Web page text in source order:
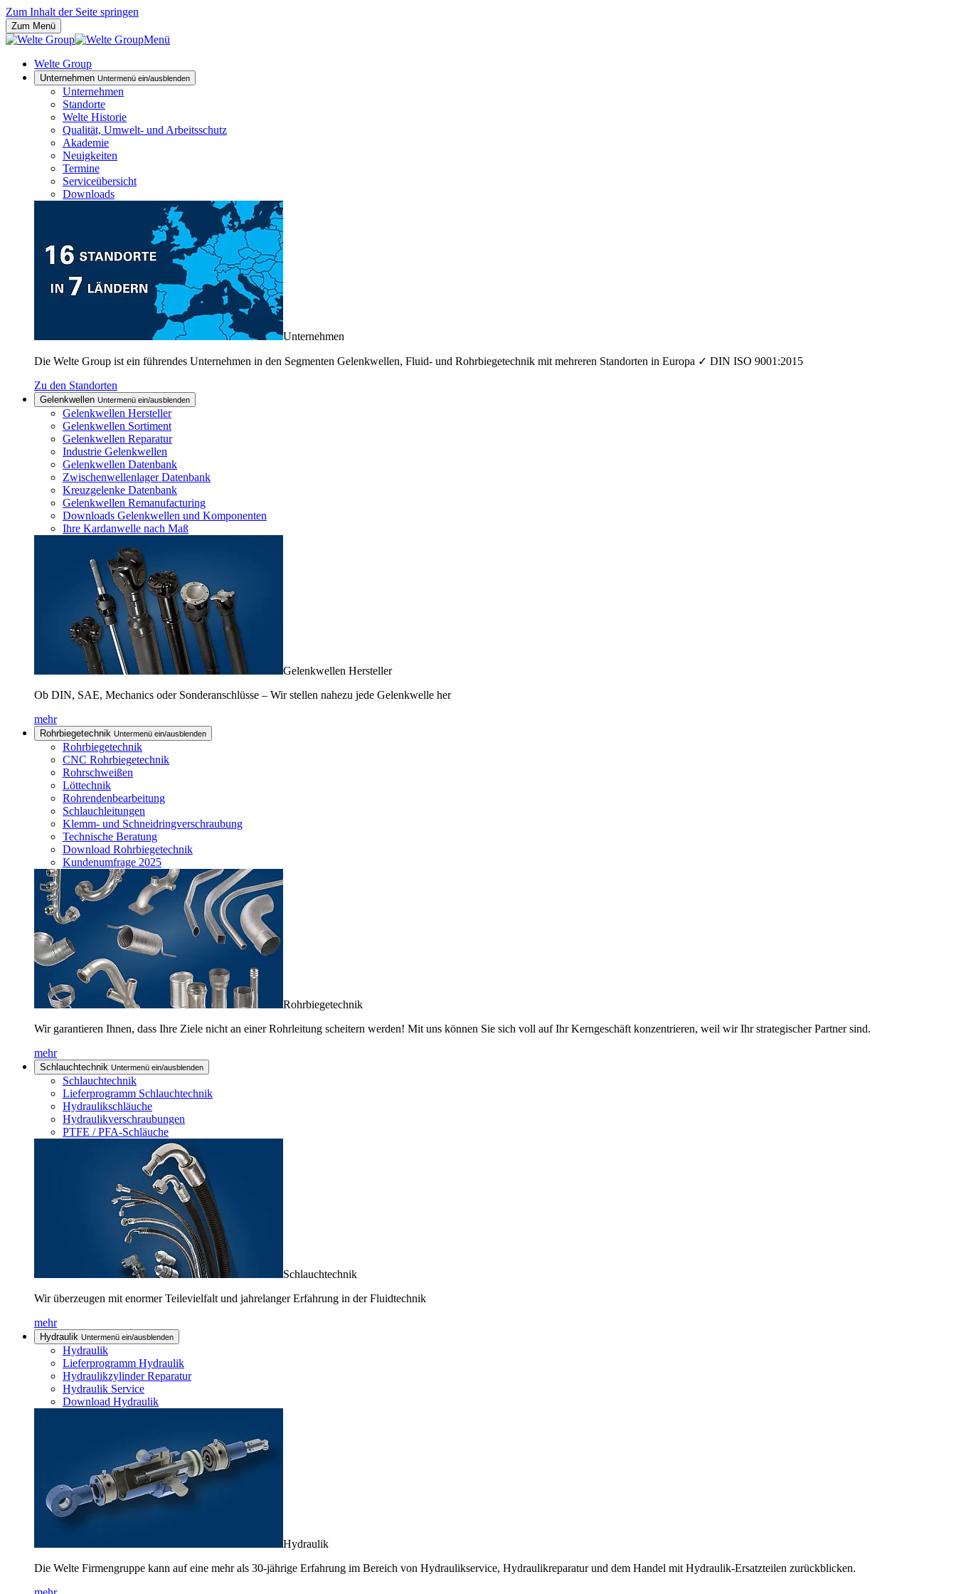
Zum Inhalt der Seite springen
Zum Menü
Menü
Welte Group
Unternehmen Untermenü ein/ausblenden
Unternehmen
Standorte
Welte Historie
Qualität, Umwelt- und Arbeitsschutz
Akademie
Neuigkeiten
Termine
Serviceübersicht
Downloads
Unternehmen
Die Welte Group ist ein führendes Unternehmen in den Segmenten Gelenkwellen, Fluid- und Rohrbiegetechnik mit mehreren Standorten in Europa ✓ DIN ISO 9001:2015
Zu den Standorten
Gelenkwellen Untermenü ein/ausblenden
Gelenkwellen Hersteller
Gelenkwellen Sortiment
Gelenkwellen Reparatur
Industrie Gelenkwellen
Gelenkwellen Datenbank
Zwischenwellenlager Datenbank
Kreuzgelenke Datenbank
Gelenkwellen Remanufacturing
Downloads Gelenkwellen und Komponenten
Ihre Kardanwelle nach Maß
Gelenkwellen Hersteller
Ob DIN, SAE, Mechanics oder Sonderanschlüsse – Wir stellen nahezu jede Gelenkwelle her
mehr
Rohrbiegetechnik Untermenü ein/ausblenden
Rohrbiegetechnik
CNC Rohrbiegetechnik
Rohrschweißen
Löttechnik
Rohrendenbearbeitung
Schlauchleitungen
Klemm- und Schneidringverschraubung
Technische Beratung
Download Rohrbiegetechnik
Kundenumfrage 2025
Rohrbiegetechnik
Wir garantieren Ihnen, dass Ihre Ziele nicht an einer Rohrleitung scheitern werden! Mit uns können Sie sich voll auf Ihr Kerngeschäft konzentrieren, weil wir Ihr strategischer Partner sind.
mehr
Schlauchtechnik Untermenü ein/ausblenden
Schlauchtechnik
Lieferprogramm Schlauchtechnik
Hydraulikschläuche
Hydraulikverschraubungen
PTFE / PFA-Schläuche
Schlauchtechnik
Wir überzeugen mit enormer Teilevielfalt und jahrelanger Erfahrung in der Fluidtechnik
mehr
Hydraulik Untermenü ein/ausblenden
Hydraulik
Lieferprogramm Hydraulik
Hydraulikzylinder Reparatur
Hydraulik Service
Download Hydraulik
Hydraulik
Die Welte Firmengruppe kann auf eine mehr als 30-jährige Erfahrung im Bereich von Hydraulikservice, Hydraulikreparatur und dem Handel mit Hydraulik-Ersatzteilen zurückblicken.